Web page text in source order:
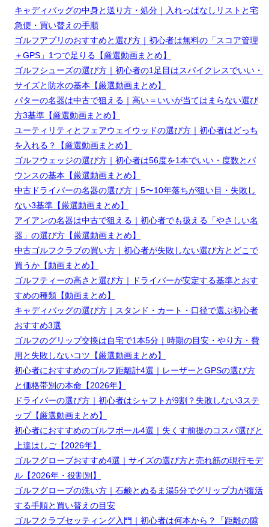
キャディバッグの中身と送り方・処分｜入れっぱなしリストと宅
急便・買い替えの手順
ゴルフアプリのおすすめと選び方｜初心者は無料の「スコア管理
＋GPS」1つで足りる【厳選動画まとめ】
ゴルフシューズの選び方｜初心者の1足目はスパイクレスでいい・
サイズと防水の基本【厳選動画まとめ】
パターの名器は中古で狙える｜高い＝いいが当てはまらない選び
方3基準【厳選動画まとめ】
ユーティリティとフェアウェイウッドの選び方｜初心者はどっち
を入れる？【厳選動画まとめ】
ゴルフウェッジの選び方｜初心者は56度を1本でいい・度数とバ
ウンスの基本【厳選動画まとめ】
中古ドライバーの名器の選び方｜5〜10年落ちが狙い目・失敗し
ない3基準【厳選動画まとめ】
アイアンの名器は中古で狙える｜初心者でも扱える「やさしい名
器」の選び方【厳選動画まとめ】
中古ゴルフクラブの買い方｜初心者が失敗しない選び方とどこで
買うか【動画まとめ】
ゴルフティーの高さと選び方｜ドライバーが安定する基準とおす
すめの種類【動画まとめ】
キャディバッグの選び方｜スタンド・カート・口径で選ぶ初心者
おすすめ3選
ゴルフのグリップ交換は自宅で1本5分｜時期の目安・やり方・費
用と失敗しないコツ【厳選動画まとめ】
初心者におすすめのゴルフ距離計4選｜レーザーとGPSの選び方
と価格帯別の本命【2026年】
ドライバーの選び方｜初心者はシャフトが9割？失敗しない3ステ
ップ【厳選動画まとめ】
初心者におすすめのゴルフボール4選｜失くす前提のコスパ選びと
上達はしご【2026年】
ゴルフグローブおすすめ4選｜サイズの選び方と売れ筋の現行モデ
ル【2026年・役割別】
ゴルフグローブの洗い方｜石鹸とぬるま湯5分でグリップ力が復活
する手順と買い替えの目安
ゴルフクラブセッティング入門｜初心者は何本から？「距離の隙